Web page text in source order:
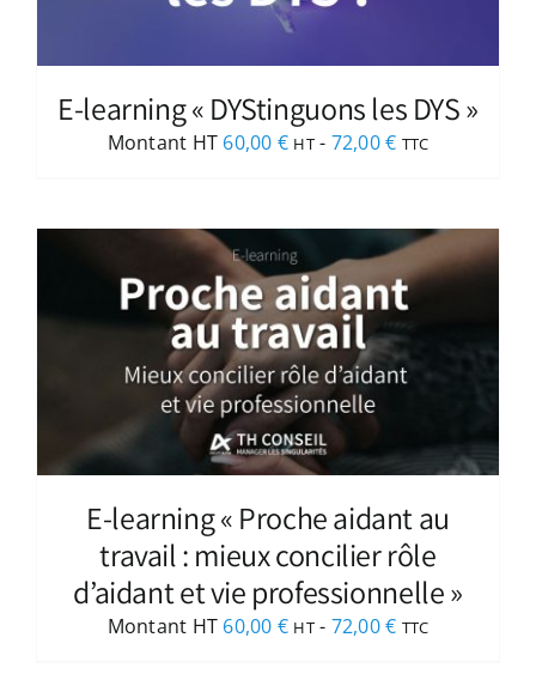
E-learning « DYStinguons les DYS »
Montant HT 60,00 € HT- 72,00€ TTC
E-learning « Proche aidant au
travail : mieux concilier rôle
d’aidant et vie professionnelle »
Montant HT 60,00 € HT- 72,00€ TTC